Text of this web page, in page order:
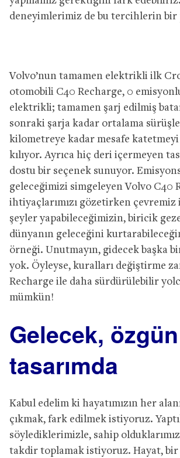
deneyimlerimiz de bu tercihlerin bir
Volvo’nun tamamen elektrikli ilk
otomobili C40 Recharge, 0
elektrikli; tamamen şarj edilmiş
sonraki şarja kadar ortalama
kilometreye kadar mesafe
kılıyor. Ayrıca hiç deri içermeyen
dostu bir seçenek sunuyor.
geleceğimizi simgeleyen Volvo C40
ihtiyaçlarımızı gözetirken çevremiz
şeyler yapabileceğimizin, biricik
dünyanın geleceğini
örneği. Unutmayın, gidecek başka
yok. Öyleyse, kuralları değiştirme
Recharge ile daha sürdürülebilir
mümkün!
Gelecek, özgün
tasarımda
Kabul edelim ki hayatımızın her
çıkmak, fark edilmek istiyoruz.
söylediklerimizle, sahip
takdir toplamak istiyoruz. Hayat, bir